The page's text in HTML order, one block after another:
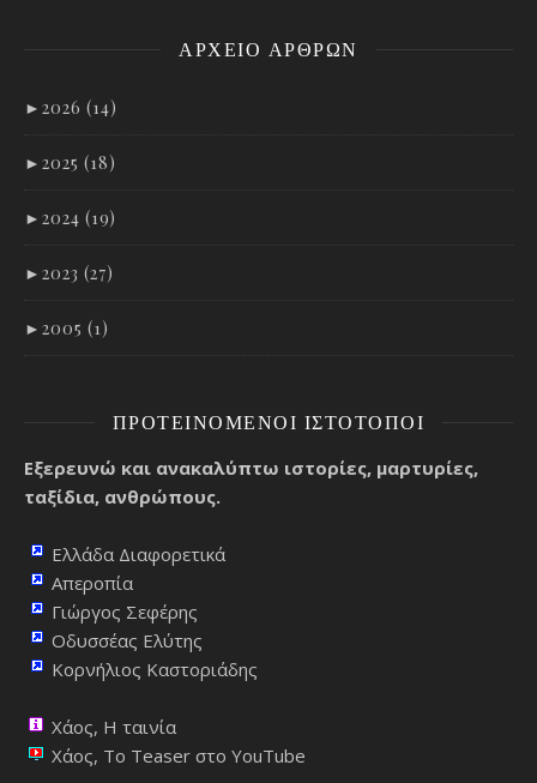
ΑΡΧΕΊΟ ΑΡΘΡΩΝ
► 2026 (14)
► 2025 (18)
► 2024 (19)
► 2023 (27)
► 2005 (1)
ΠΡΟΤΕΙΝΌΜΕΝΟΙ ΙΣΤΌΤΟΠΟΙ
Εξερευνώ και ανακαλύπτω ιστορίες, μαρτυρίες,
ταξίδια, ανθρώπους.
Ελλάδα Διαφορετικά
Απεροπία
Γιώργος Σεφέρης
Οδυσσέας Ελύτης
Κορνήλιος Καστοριάδης
Χάος, Η ταινία
Χάος, Το Teaser στο YouTube